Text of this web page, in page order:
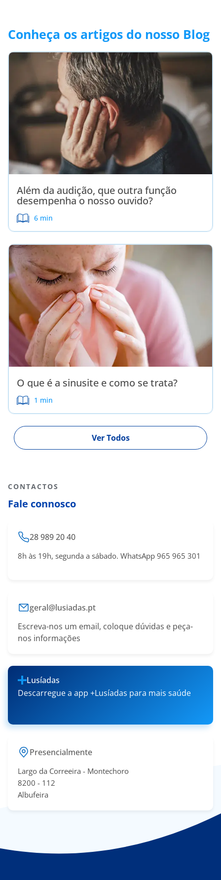
Conheça os artigos do nosso Blog
Além da audição, que outra função
desempenha o nosso ouvido?
6 min
O que é a sinusite e como se trata?
1 min
Ver Todos
CONTACTOS
Fale connosco
28 989 20 40
8h às 19h, segunda a sábado. WhatsApp 965 965 301
geral@lusiadas.pt
Escreva-nos um email, coloque dúvidas e peça-
nos informações
Lusíadas
Descarregue a app +Lusíadas para mais saúde
Presencialmente
Largo da Correeira - Montechoro
​8200 - 11​2
Albufeira​​